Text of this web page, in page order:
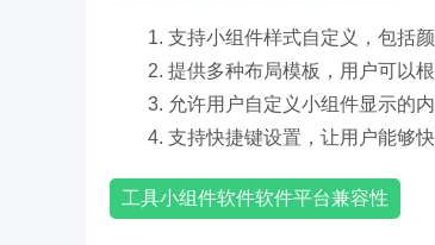
1. 支持小组件样式自定义，包括
2. 提供多种布局模板，用户可以
3. 允许用户自定义小组件显示的
4. 支持快捷键设置，让用户能够
工具小组件软件软件平台兼容性